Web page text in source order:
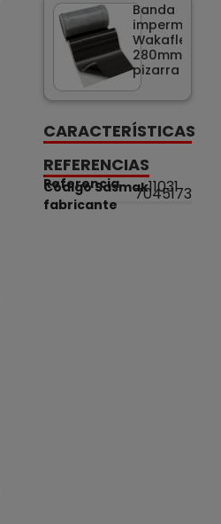
Banda
Wakaflex 5m
280mm gris
pizarra
CARACTERÍSTICAS
REFERENCIAS
Código Sasmak11031
Referencia
fabricante
7045173